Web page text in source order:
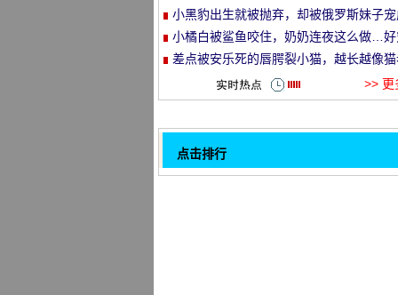
et
就走的旅行哈哈哈！
小黑豹出生就被抛弃，却被俄罗斯妹子
了铁憨憨！
小橘白被鲨鱼咬住，奶奶连夜这么做…
溺！
差点被安乐死的唇腭裂小猫，越长越像
>> 更
点击排行